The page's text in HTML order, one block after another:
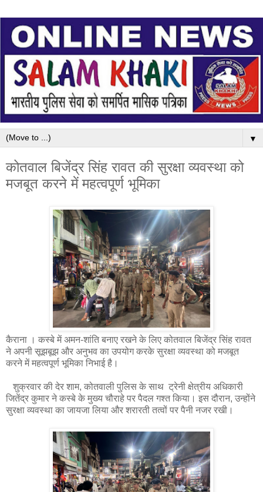
▼
कोतवाल बिजेंद्र सिंह रावत की सुरक्षा व्यवस्था को
मजबूत करने में महत्वपूर्ण भूमिका
कैराना । कस्बे में अमन-शांति बनाए रखने के लिए कोतवाल बिजेंद्र सिंह रावत
ने अपनी सूझबूझ और अनुभव का उपयोग करके सुरक्षा व्यवस्था को मजबूत
करने में महत्वपूर्ण भूमिका निभाई है।
शुक्रवार की देर शाम, कोतवाली पुलिस के साथ ट्रेनी क्षेत्रीय अधिकारी
जितेंद्र कुमार ने कस्बे के मुख्य चौराहे पर पैदल गश्त किया। इस दौरान, उन्होंने
सुरक्षा व्यवस्था का जायजा लिया और शरारती तत्वों पर पैनी नजर रखी।